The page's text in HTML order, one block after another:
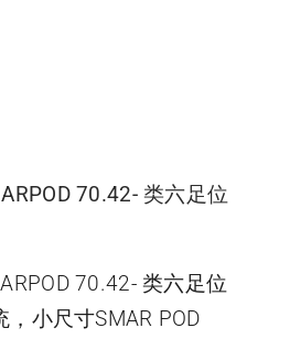
70.42- 类六足位
70.42- 类六足位
小尺寸SMAR POD